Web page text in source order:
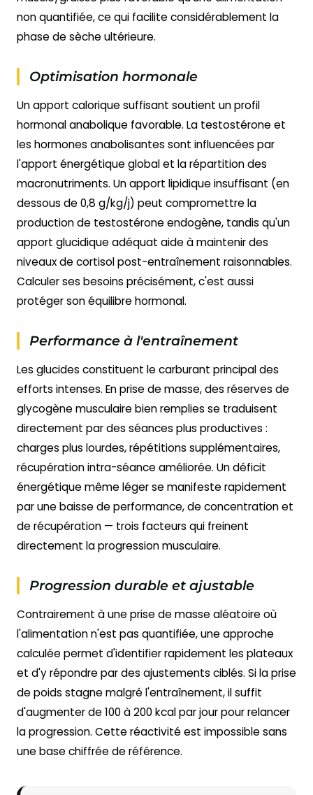
non quantifiée, ce qui facilite considérablement la
phase de sèche ultérieure.
Optimisation hormonale
Un apport calorique suffisant soutient un profil
hormonal anabolique favorable. La testostérone et
les hormones anabolisantes sont influencées par
l'apport énergétique global et la répartition des
macronutriments. Un apport lipidique insuffisant (en
dessous de 0,8 g/kg/j) peut compromettre la
production de testostérone endogène, tandis qu'un
apport glucidique adéquat aide à maintenir des
niveaux de cortisol post-entraînement raisonnables.
Calculer ses besoins précisément, c'est aussi
protéger son équilibre hormonal.
Performance à l'entraînement
Les glucides constituent le carburant principal des
efforts intenses. En prise de masse, des réserves de
glycogène musculaire bien remplies se traduisent
directement par des séances plus productives :
charges plus lourdes, répétitions supplémentaires,
récupération intra-séance améliorée. Un déficit
énergétique même léger se manifeste rapidement
par une baisse de performance, de concentration et
de récupération — trois facteurs qui freinent
directement la progression musculaire.
Progression durable et ajustable
Contrairement à une prise de masse aléatoire où
l'alimentation n'est pas quantifiée, une approche
calculée permet d'identifier rapidement les plateaux
et d'y répondre par des ajustements ciblés. Si la prise
de poids stagne malgré l'entraînement, il suffit
d'augmenter de 100 à 200 kcal par jour pour relancer
la progression. Cette réactivité est impossible sans
une base chiffrée de référence.